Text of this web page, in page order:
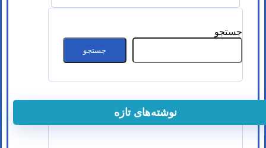
جستجو
جستجو
نوشته‌های تازه